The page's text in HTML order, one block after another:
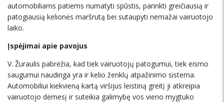
automobiliams patiems numatyti spūstis, parinkti greičiausią ir
patogiausią kelionės maršrutą bei sutaupyti nemažai vairuotojo
laiko.
Įspėjimai apie pavojus
V. Žuraulis pabrėžia, kad tiek vairuotojų patogumui, tiek eismo
saugumui naudinga yra ir kelio ženklų atpažinimo sistema.
Automobiliui kiekvieną kartą viršijus leistiną greitį ji atkreipia
vairuotojo dėmesį ir suteikia galimybę vos vieno mygtuko